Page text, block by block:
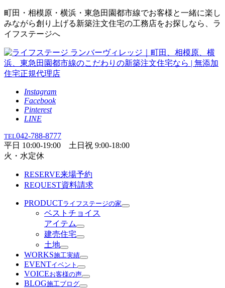
町田・相模原・横浜・東急田園都市線でお客様と一緒に楽し
みながら創り上げる新築注文住宅の工務店をお探しなら、ラ
イフステージへ
Instagram
Facebook
Pinterest
LINE
TEL042-788-8777
平日 10:00-19:00 土日祝 9:00-18:00
火・水定休
RESERVE来場予約
REQUEST資料請求
PRODUCTライフステージの家
ベストチョイス
アイテム
建売住宅
土地
WORKS施工実績
EVENTイベント
VOICEお客様の声
BLOG施工ブログ